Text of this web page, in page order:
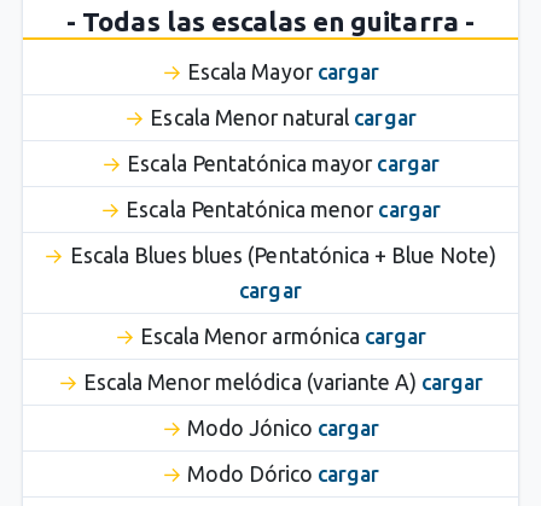
- Todas las escalas en guitarra -
Escala Mayor cargar
Escala Menor natural cargar
Escala Pentatónica mayor cargar
Escala Pentatónica menor cargar
Escala Blues blues (Pentatónica + Blue Note)
cargar
Escala Menor armónica cargar
Escala Menor melódica (variante A) cargar
Modo Jónico cargar
Modo Dórico cargar